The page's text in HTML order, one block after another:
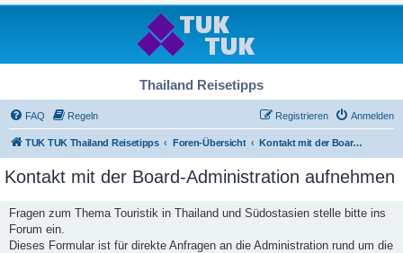
Thailand Reisetipps
FAQ Regeln Anmelden
Registrieren
TUK TUK Thailand Reisetipps Foren-Übersicht Kontakt mit der Board-Administration aufnehmen
Kontakt mit der Board-Administration aufnehmen
Fragen zum Thema Touristik in Thailand und Südostasien stelle bitte ins
Forum ein.
Dieses Formular ist für direkte Anfragen an die Administration rund um die